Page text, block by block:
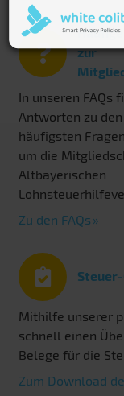
Häufige
zur
In unseren FAQs
Antworten zu den
häufigsten
um die
Altbayerischen
Zu den FAQs
Mithilfe unserer
schnell einen
Belege für die
Zum Download